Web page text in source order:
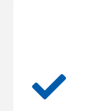
